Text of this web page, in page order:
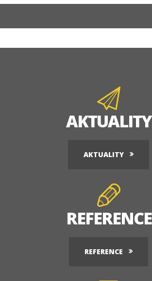
AKTUALITY
AKTUALITY
REFERENCE
REFERENCE